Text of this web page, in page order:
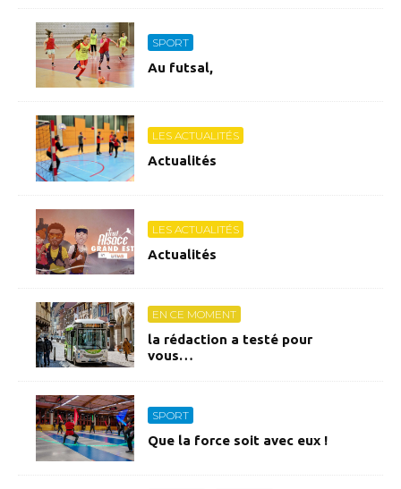
SPORT
Au futsal,
LES ACTUALITÉS
Actualités
LES ACTUALITÉS
Actualités
EN CE MOMENT
la rédaction a testé pour
vous…
SPORT
Que la force soit avec eux !